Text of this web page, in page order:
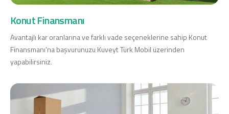
Konut Finansmanı
Ticari Kartlar
Konut Finansmanı
Avantajlı kar oranlarına ve farklı vade seçeneklerine sahip Konut
Finansmanı'na başvurunuzu Kuveyt Türk Mobil üzerinden
yapabilirsiniz.